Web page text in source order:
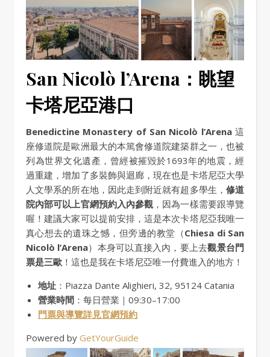
San Nicolò l’Arena：眺望
卡塔尼亞港口
Benedictine Monastery of San Nicolò l’Arena 這
座修道院是歐洲最大的本篤會修道院建築群之一，也被
列為世界文化遺產，曾經被摧毀於1693年的地震，經
過重建，增加了多裝飾與迴廊，現在也是卡塔尼亞大學
人文學系的所在地，因此走到附近就有超多學生， 修道
院內部可以上官網預約入內參觀，因為一樣需要跟導覽
喔！建議大家可以提前安排，這是本次卡塔尼亞我唯一
真心想去的遺珠之憾，但旁邊的教堂（Chiesa di San
Nicolò l’Arena）本身可以直接入內，要上去觀景台門
票是三歐 ！這也是我在卡塔尼亞唯一付費進入的地方！
地址 ：Piazza Dante Alighieri, 32, 95124 Catania
營業時間 ：每日營業｜09:30–17:00
門票與導覽詳見官網預約
Powered by GetYourGuide